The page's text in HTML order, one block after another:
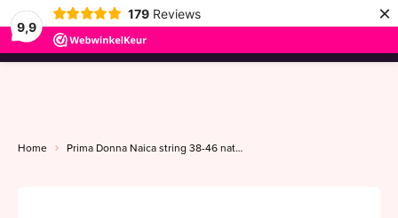
9,9
179 Reviews ×
menu
Home Prima Donna Naica string 38-46 natuur